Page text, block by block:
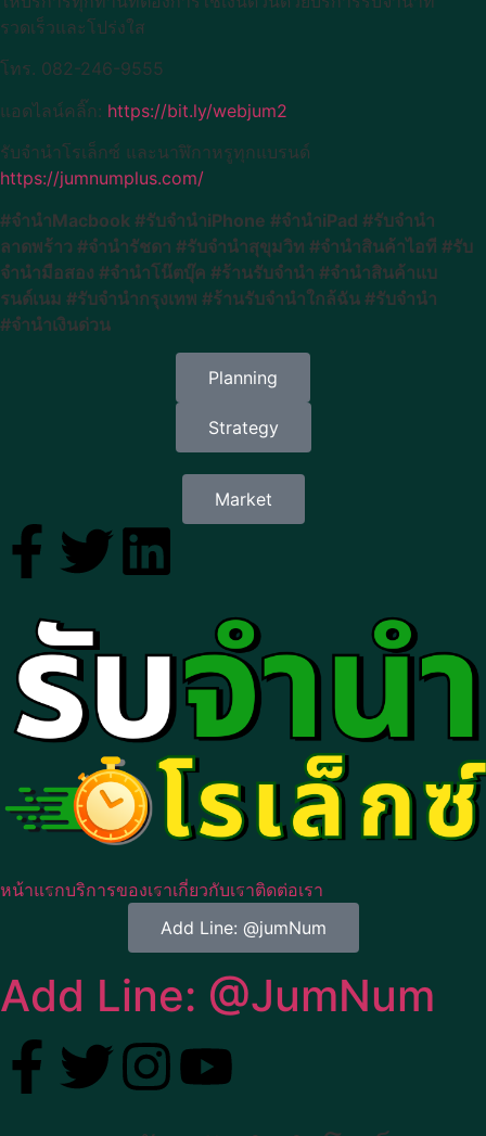
รวดเร็วและโปร่งใส
โทร. 082-246-9555
แอดไลน์คลิ๊ก: https://bit.ly/webjum2
รับจำนำโรเล็กซ์ และนาฬิกาหรูทุกแบรนด์
https://jumnumplus.com/
#จำนำMacbook #รับจำนำiPhone #จำนำiPad #รับจำนำ
ลาดพร้าว #จำนำรัชดา #รับจำนำสุขุมวิท #จำนำสินค้าไอที #รับ
จำนำมือสอง #จำนำโน๊ตบุ๊ค #ร้านรับจำนำ #จำนำสินค้าแบ
รนด์เนม #รับจำนำกรุงเทพ #ร้านรับจำนำใกล้ฉัน #รับจำนำ
#จำนำเงินด่วน
Planning
Strategy
Market
หน้าแรกบริการของเราเกี่ยวกับเราติดต่อเรา
Add Line: @jumNum
Add Line: @JumNum